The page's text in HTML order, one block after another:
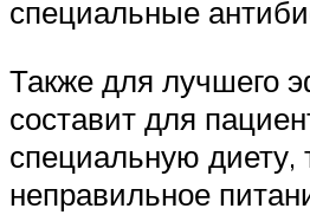
специальные
Также для лучшего
составит для
специальную диету,
неправильное